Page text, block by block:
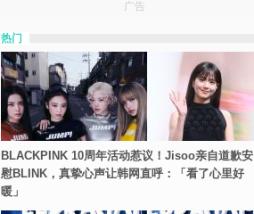
广告
热门
BLACKPINK 10周年活动惹议！Jisoo亲自道歉安
慰BLINK，真挚心声让韩网直呼：「看了心里好
暖」